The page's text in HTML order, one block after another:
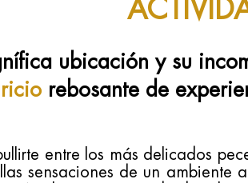
ubicación y su
rebosante de
entre los más delicados
sensaciones de un ambiente